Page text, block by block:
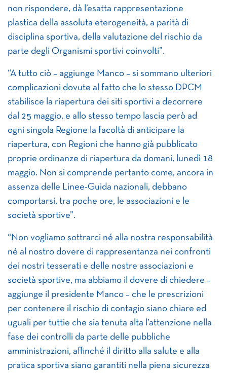
non rispondere, dà l’esatta rappresentazione
plastica della assoluta eterogeneità, a parità di
disciplina sportiva, della valutazione del rischio da
parte degli Organismi sportivi coinvolti”.
“A tutto ciò – aggiunge Manco – si sommano ulteriori
complicazioni dovute al fatto che lo stesso DPCM
stabilisce la riapertura dei siti sportivi a decorrere
dal 25 maggio, e allo stesso tempo lascia però ad
ogni singola Regione la facoltà di anticipare la
riapertura, con Regioni che hanno già pubblicato
proprie ordinanze di riapertura da domani, lunedì 18
maggio. Non si comprende pertanto come, ancora in
assenza delle Linee-Guida nazionali, debbano
comportarsi, tra poche ore, le associazioni e le
società sportive”.
“Non vogliamo sottrarci né alla nostra responsabilità
né al nostro dovere di rappresentanza nei confronti
dei nostri tesserati e delle nostre associazioni e
società sportive, ma abbiamo il dovere di chiedere –
aggiunge il presidente Manco – che le prescrizioni
per contenere il rischio di contagio siano chiare ed
uguali per tuttie che sia tenuta alta l’attenzione nella
fase dei controlli da parte delle pubbliche
amministrazioni, affinché il diritto alla salute e alla
pratica sportiva siano garantiti nella piena sicurezza